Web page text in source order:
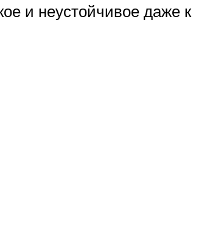
и неустойчивое даже к